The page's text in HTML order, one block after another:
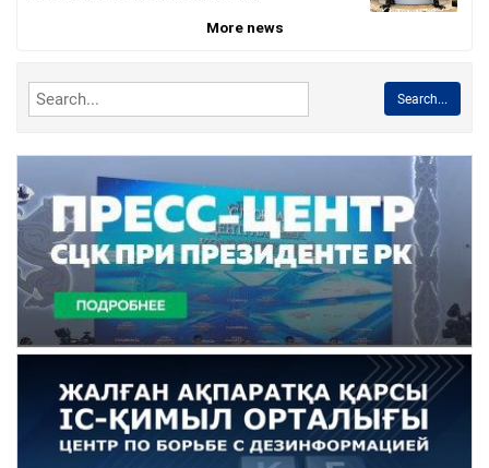
More news
Search...